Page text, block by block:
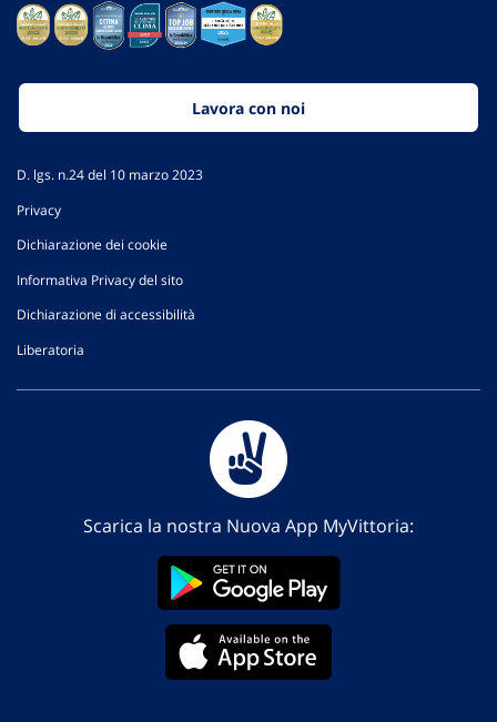
Lavora con noi
D. lgs. n.24 del 10 marzo 2023
Privacy
Dichiarazione dei cookie
Informativa Privacy del sito
Dichiarazione di accessibilità
Liberatoria
Scarica la nostra Nuova App MyVittoria: